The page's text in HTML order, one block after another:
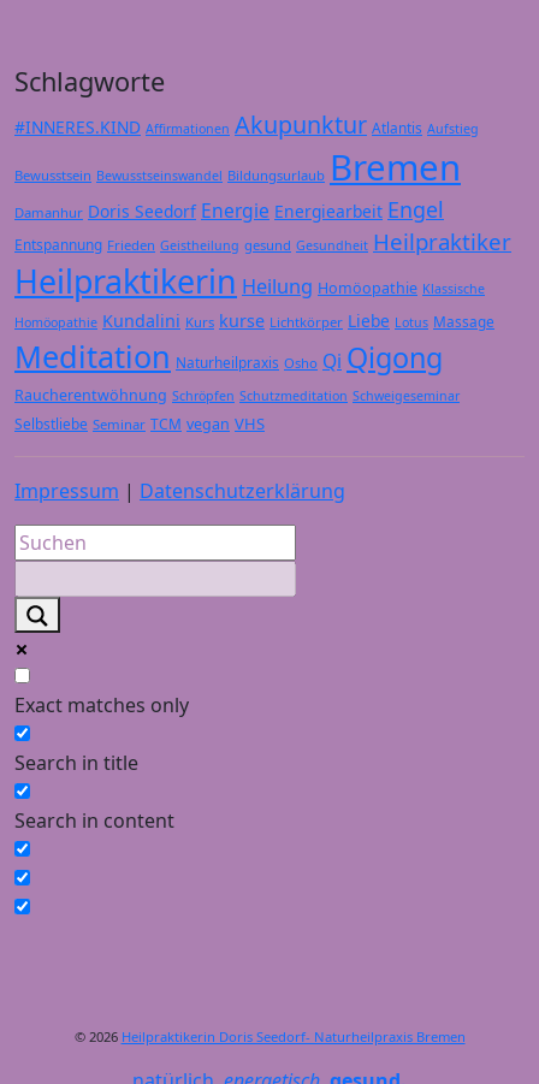
Schlagworte
#INNERES.KIND Affirmationen Akupunktur Atlantis Aufstieg
Bewusstsein Bewusstseinswandel Bildungsurlaub Bremen
Damanhur Doris Seedorf Energie Energiearbeit Engel
Entspannung Frieden Geistheilung gesund Gesundheit Heilpraktiker
Heilpraktikerin Heilung Homöopathie Klassische
Homöopathie Kundalini Kurs kurse Lichtkörper Liebe Lotus Massage
Meditation Naturheilpraxis Osho Qi Qigong
Raucherentwöhnung Schröpfen Schutzmeditation Schweigeseminar
Selbstliebe Seminar TCM vegan VHS
Impressum | Datenschutzerklärung
Exact matches only
Search in title
Search in content
© 2026 Heilpraktikerin Doris Seedorf- Naturheilpraxis Bremen